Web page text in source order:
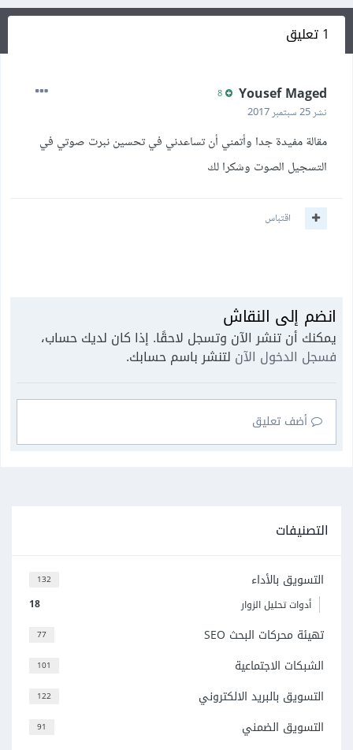
1 تعليق
Yousef Maged
نشر25 سبتمبر 2017
مقالة مفيدة جدا وأتمني أن تساعدني في تحسين نبرت صوتي في
التسجيل الصوت وشكرا لك
اقتباس
انضم إلى النقاش
يمكنك أن تنشر الآن وتسجل لاحقًا. إذا كان لديك حساب،
فسجل الدخول الآن لتنشر باسم حسابك.
أضف تعليق
التصنيفات
132 التسويق بالأداء
18 أدوات تحليل الزوار
77 تهيئة محركات البحث SEO
101 الشبكات الاجتماعية
122 التسويق بالبريد الالكتروني
91 التسويق الضمني